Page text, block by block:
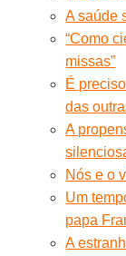
A saúde
“Como
missas”
É
das
A
Nós e o
Um
papa
A